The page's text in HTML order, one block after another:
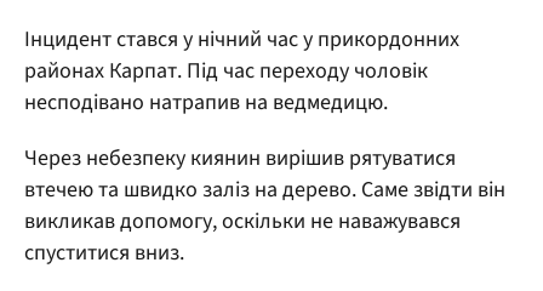
Інцидент стався у нічний час у прикордонних
районах Карпат. Під час переходу чоловік
несподівано натрапив на ведмедицю.
Через небезпеку киянин вирішив рятуватися
втечею та швидко заліз на дерево. Саме звідти він
викликав допомогу, оскільки не наважувався
спуститися вниз.